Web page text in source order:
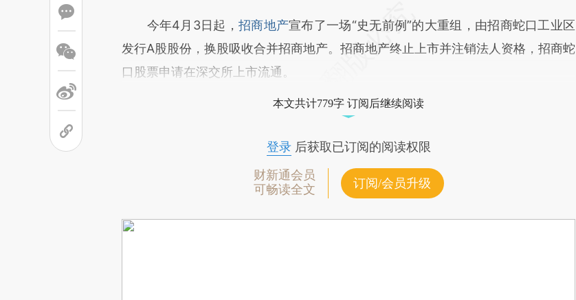
今年4月3日起， 招商地产宣布了一场“史无前例”的大重组，由招商蛇口工业区
发行A股股份，换股吸收合并招商地产。招商地产终止上市并注销法人资格，招商蛇
口股票申请在深交所上市流通。
本文共计779字 订阅后继续阅读
登录后获取已订阅的阅读权限
财新通会员
可畅读全文
订阅/会员升级